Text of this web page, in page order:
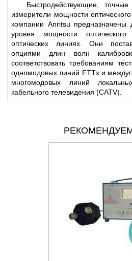
Быстродействующие,
измерители мощности
компании Anritsu предназначены
уровня мощности
оптических линиях. Они
опциями длин волн
соответствовать требованиям
одномодовых линий FTTx и
многомодовых линий
кабельного телевидения (CATV).